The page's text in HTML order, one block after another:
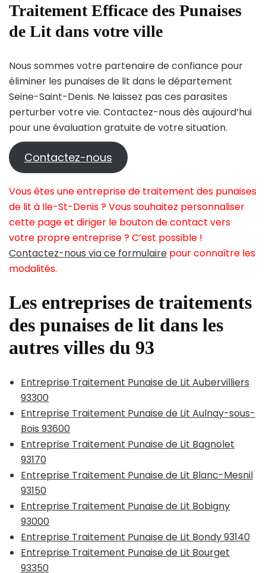
Traitement Efficace des Punaises
de Lit dans votre ville
Nous sommes votre partenaire de confiance pour
éliminer les punaises de lit dans le département
Seine-Saint-Denis. Ne laissez pas ces parasites
perturber votre vie. Contactez-nous dès aujourd’hui
pour une évaluation gratuite de votre situation.
Contactez-nous
Vous êtes une entreprise de traitement des punaises
de lit à Ile-St-Denis ? Vous souhaitez personnaliser
cette page et diriger le bouton de contact vers
votre propre entreprise ? C’est possible !
Contactez-nous via ce formulaire pour connaître les
modalités.
Les entreprises de traitements
des punaises de lit dans les
autres villes du 93
Entreprise Traitement Punaise de Lit Aubervilliers
93300
Entreprise Traitement Punaise de Lit Aulnay-sous-
Bois 93600
Entreprise Traitement Punaise de Lit Bagnolet
93170
Entreprise Traitement Punaise de Lit Blanc-Mesnil
93150
Entreprise Traitement Punaise de Lit Bobigny
93000
Entreprise Traitement Punaise de Lit Bondy 93140
Entreprise Traitement Punaise de Lit Bourget
93350